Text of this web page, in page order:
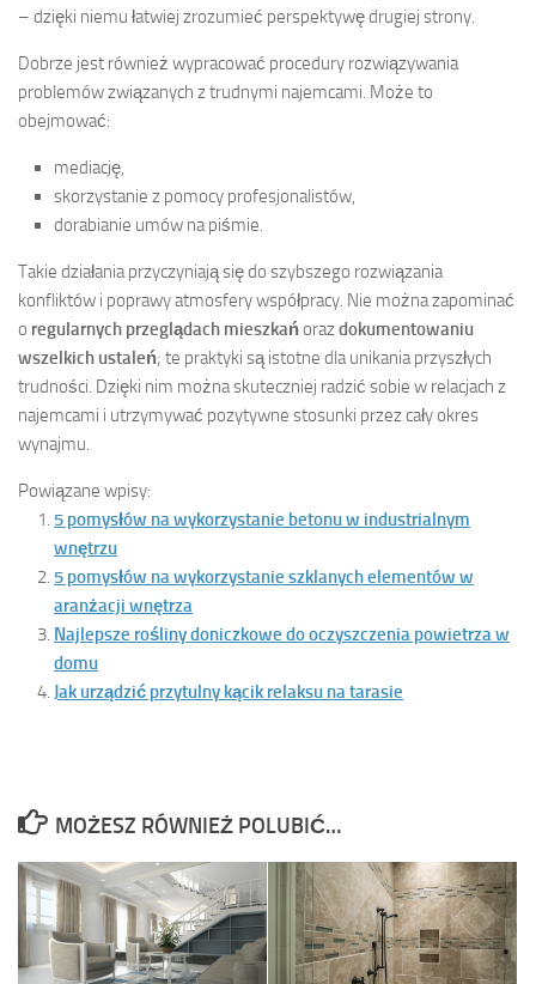
– dzięki niemu łatwiej zrozumieć perspektywę drugiej strony.
Dobrze jest również wypracować procedury rozwiązywania
problemów związanych z trudnymi najemcami. Może to
obejmować:
mediację,
skorzystanie z pomocy profesjonalistów,
dorabianie umów na piśmie.
Takie działania przyczyniają się do szybszego rozwiązania
konfliktów i poprawy atmosfery współpracy. Nie można zapominać
o regularnych przeglądach mieszkańorazdokumentowaniu
wszelkich ustaleń; te praktyki są istotne dla unikania przyszłych
trudności. Dzięki nim można skuteczniej radzić sobie w relacjach z
najemcami i utrzymywać pozytywne stosunki przez cały okres
wynajmu.
Powiązane wpisy:
5 pomysłów na wykorzystanie betonu w industrialnym
wnętrzu
5 pomysłów na wykorzystanie szklanych elementów w
aranżacji wnętrza
Najlepsze rośliny doniczkowe do oczyszczenia powietrza w
domu
Jak urządzić przytulny kącik relaksu na tarasie
MOŻESZ RÓWNIEŻ POLUBIĆ…